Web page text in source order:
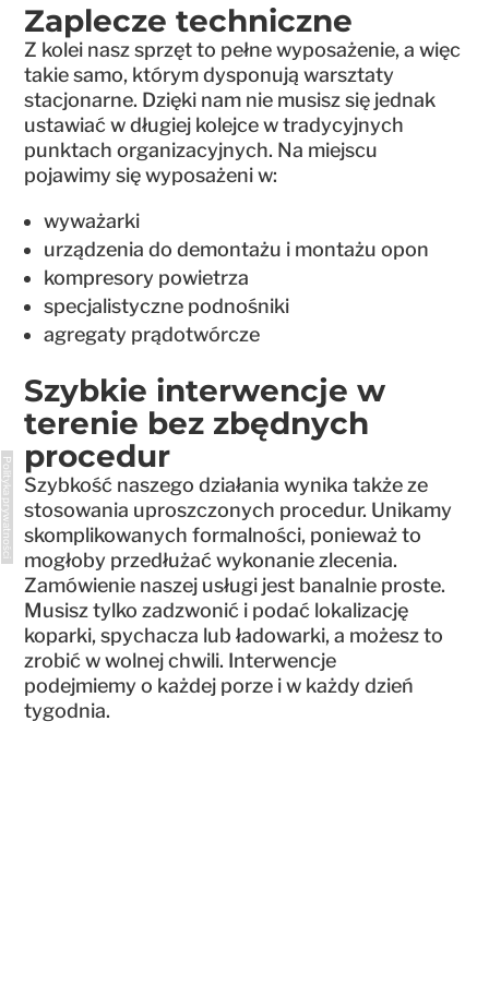
Zaplecze techniczne
Z kolei nasz sprzęt to pełne wyposażenie, a więc
takie samo, którym dysponują warsztaty
stacjonarne. Dzięki nam nie musisz się jednak
ustawiać w długiej kolejce w tradycyjnych
punktach organizacyjnych. Na miejscu
pojawimy się wyposażeni w:
wyważarki
urządzenia do demontażu i montażu opon
kompresory powietrza
specjalistyczne podnośniki
agregaty prądotwórcze
Szybkie interwencje w
terenie bez zbędnych
procedur
Szybkość naszego działania wynika także ze
stosowania uproszczonych procedur. Unikamy
skomplikowanych formalności, ponieważ to
mogłoby przedłużać wykonanie zlecenia.
Zamówienie naszej usługi jest banalnie proste.
Musisz tylko zadzwonić i podać lokalizację
koparki, spychacza lub ładowarki, a możesz to
zrobić w wolnej chwili. Interwencje
podejmiemy o każdej porze i w każdy dzień
tygodnia.
Polityka prywatności